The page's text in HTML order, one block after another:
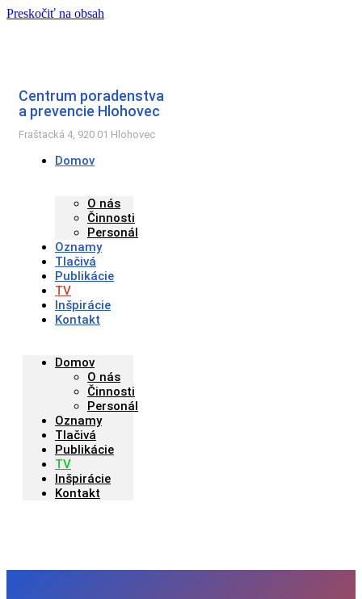
Preskočiť na obsah
Centrum poradenstva
a prevencie Hlohovec
Fraštacká 4, 920 01 Hlohovec
Domov
O nás
Činnosti
Personál
Oznamy
Tlačivá
Publikácie
TV
Inšpirácie
Kontakt
Domov
O nás
Činnosti
Personál
Oznamy
Tlačivá
Publikácie
TV
Inšpirácie
Kontakt